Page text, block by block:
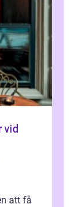
vid
att få